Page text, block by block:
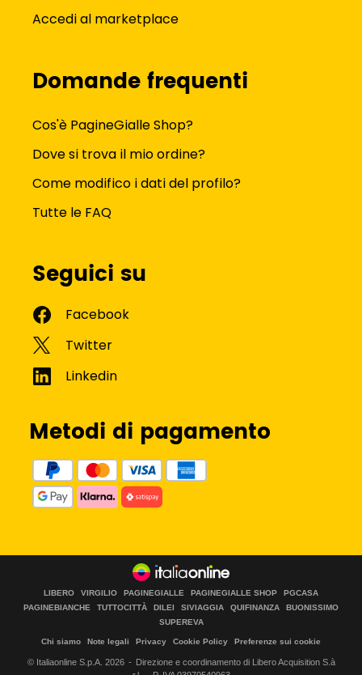
Accedi al marketplace
Domande frequenti
Cos'è PagineGialle Shop?
Dove si trova il mio ordine?
Come modifico i dati del profilo?
Tutte le FAQ
Seguici su
Metodi di pagamento
LIBERO VIRGILIO PAGINEGIALLE PAGINEGIALLE SHOP
PGCASA
PAGINEBIANCHE
TUTTOCITTÀ DILEI SIVIAGGIA QUIFINANZA
BUONISSIMO
SUPEREVA
Chi siamo Note legali Privacy Cookie Policy Preferenze sui cookie
© Italiaonline S.p.A. 2026
Direzione e coordinamento di Libero Acquisition S.à